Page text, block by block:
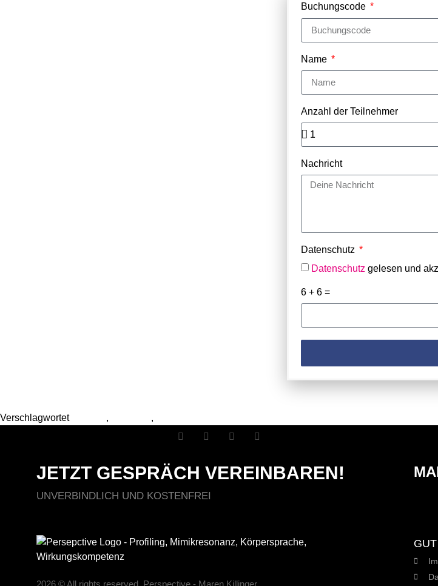
Buchungscode
Name
Anzahl der Teilnehmer
Nachricht
Datenschutz
Datenschutz gelesen und
6 + 6 =
Verschlagwortet , ,
JETZT GESPRÄCH VEREINBAREN!
UNVERBINDLICH UND KOSTENFREI
2026 © All rights reserved. Perspective - Maren Killinger